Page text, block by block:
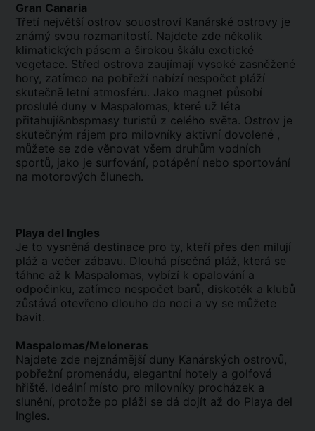
Gran Canaria
Třetí největší ostrov souostroví Kanárské ostrovy je
známý svou rozmanitostí. Najdete zde několik
klimatických pásem a širokou škálu exotické
vegetace. Střed ostrova zaujímají vysoké zasněžené
hory, zatímco na pobřeží nabízí nespočet pláží
skutečně letní atmosféru. Jako magnet působí
proslulé duny v Maspalomas, které už léta
přitahují&nbspmasy turistů z celého světa. Ostrov je
skutečným rájem pro milovníky aktivní dovolené ,
můžete se zde věnovat všem druhům vodních
sportů, jako je surfování, potápění nebo sportování
na motorových člunech.
Playa del Ingles
Je to vysněná destinace pro ty, kteří přes den milují
pláž a večer zábavu. Dlouhá písečná pláž, která se
táhne až k Maspalomas, vybízí k opalování a
odpočinku, zatímco nespočet barů, diskoték a klubů
zůstává otevřeno dlouho do noci a vy se můžete
bavit.
Maspalomas/Meloneras
Najdete zde nejznámější duny Kanárských ostrovů,
pobřežní promenádu, elegantní hotely a golfová
hřiště. Ideální místo pro milovníky procházek a
slunění, protože po pláži se dá dojít až do Playa del
Ingles.